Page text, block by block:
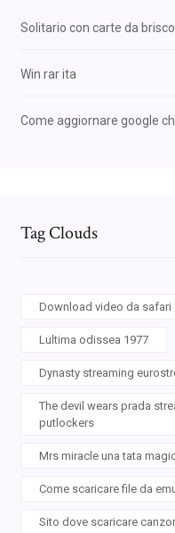
Solitario con carte da
Win rar ita
Come aggiornare google
Tag Clouds
Download video da safari
Lultima odissea 1977
Dynasty streaming
The devil wears prada
putlockers
Mrs miracle una tata
Come scaricare file da
Sito dove scaricare